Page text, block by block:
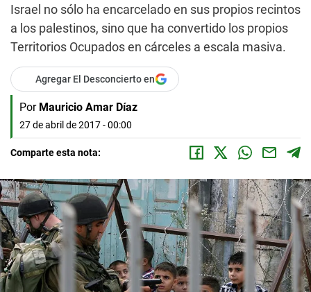
Israel no sólo ha encarcelado en sus propios recintos
a los palestinos, sino que ha convertido los propios
Territorios Ocupados en cárceles a escala masiva.
Agregar El Desconcierto en
Por Mauricio Amar Díaz
27 de abril de 2017 - 00:00
Comparte esta nota: